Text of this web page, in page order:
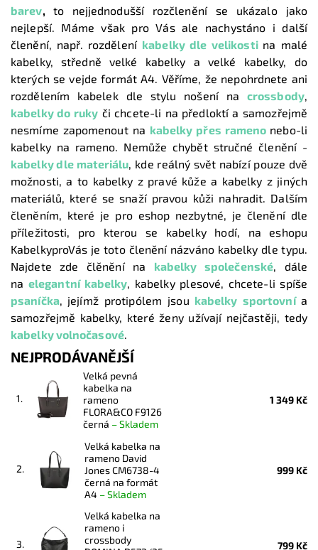
barev, to nejjednodušší rozčlenění se ukázalo jako
nejlepší. Máme však pro Vás ale nachystáno i další
členění, např. rozdělení kabelky dle velikosti na malé
kabelky, středně velké kabelky a velké kabelky, do
kterých se vejde formát A4. Věříme, že nepohrdnete ani
rozdělením kabelek dle stylu nošení na crossbody,
kabelky do ruky či chcete-li na předloktí a samozřejmě
nesmíme zapomenout na kabelky přes rameno nebo-li
kabelky na rameno. Nemůže chybět stručné členění -
kabelky dle materiálu, kde reálný svět nabízí pouze dvě
možnosti, a to kabelky z pravé kůže a kabelky z jiných
materiálů, které se snaží pravou kůži nahradit. Dalším
členěním, které je pro eshop nezbytné, je členění dle
příležitosti, pro kterou se kabelky hodí, na eshopu
KabelkyproVás je toto členění názváno kabelky dle typu.
Najdete zde člěnění na kabelky společenské, dále
na elegantní kabelky, kabelky plesové, chcete-li spíše
psaníčka, jejímž protipólem jsou kabelky sportovní a
samozřejmě kabelky, které ženy užívají nejčastěji, tedy
kabelky volnočasové.
NEJPRODÁVANĚJŠÍ
1.
Velká pevná
kabelka na
rameno
FLORA&CO F9126
černá –Skladem
1 349 Kč
2.
Velká kabelka na
rameno David
Jones CM6738-4
černá na formát
A4 –Skladem
999 Kč
3.
Velká kabelka na
rameno i
crossbody
799 Kč